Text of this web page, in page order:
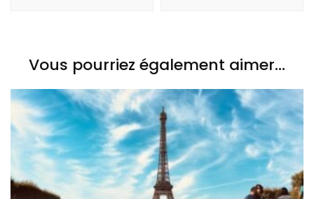
Vous pourriez également aimer...